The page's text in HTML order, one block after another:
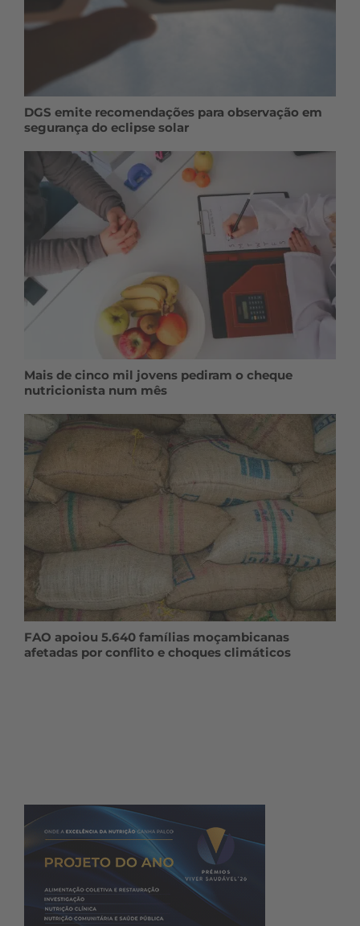
DGS emite recomendações para observação em
segurança do eclipse solar
Mais de cinco mil jovens pediram o cheque
nutricionista num mês
FAO apoiou 5.640 famílias moçambicanas
afetadas por conflito e choques climáticos